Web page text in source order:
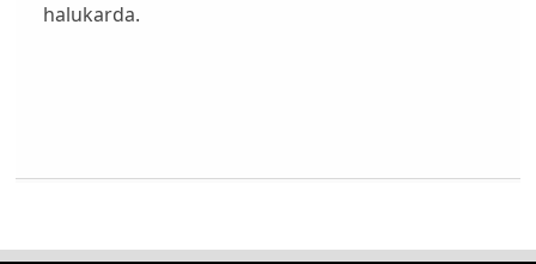
halukarda.